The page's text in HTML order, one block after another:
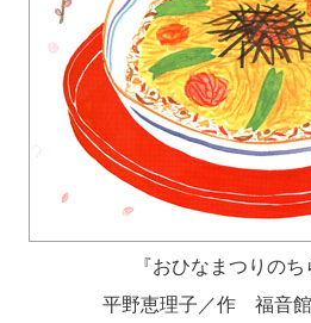
『おひなまつりのち
平野恵理子／作 福音